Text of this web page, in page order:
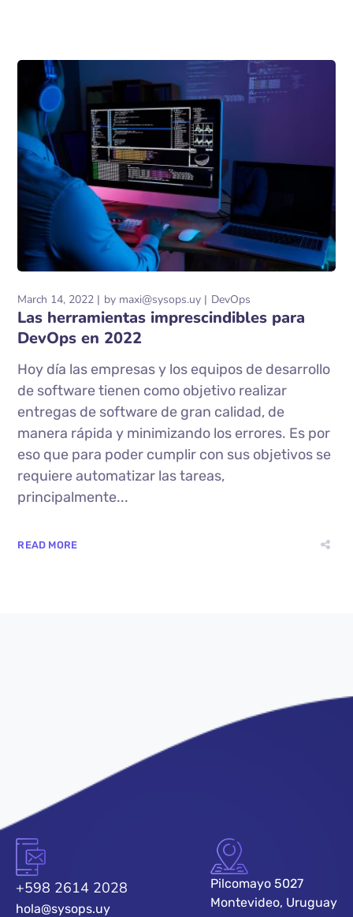
March 14, 2022 by maxi@sysops.uy DevOps
Las herramientas imprescindibles para
DevOps en 2022
Hoy día las empresas y los equipos de desarrollo
de software tienen como objetivo realizar
entregas de software de gran calidad, de
manera rápida y minimizando los errores. Es por
eso que para poder cumplir con sus objetivos se
requiere automatizar las tareas,
principalmente...
READ MORE
+598 2614 2028
hola@sysops.uy
Pilcomayo 5027
Montevideo, Uruguay